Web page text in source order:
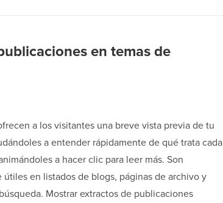
en temas de
a los visitantes una breve vista previa de tu
a entender rápidamente de qué trata cada
a hacer clic para leer más. Son
en listados de blogs, páginas de archivo y
Mostrar extractos de publicaciones